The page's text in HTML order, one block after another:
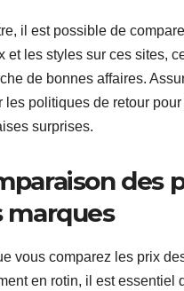
de vente en
ou Maisons du Monde sont
pour trouver des
en rotin. Ces
la qualité des produits